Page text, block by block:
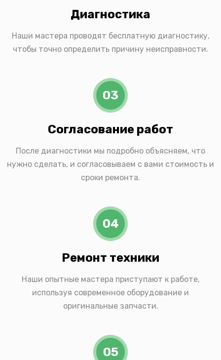
Диагностика
Наши мастера проводят бесплатную диагностику,
чтобы точно определить причину неисправности.
03
Согласование работ
После диагностики мы подробно объясняем, что
нужно сделать, и согласовываем с вами стоимость и
сроки ремонта.
04
Ремонт техники
Наши опытные мастера приступают к работе,
используя современное оборудование и
оригинальные запчасти.
05